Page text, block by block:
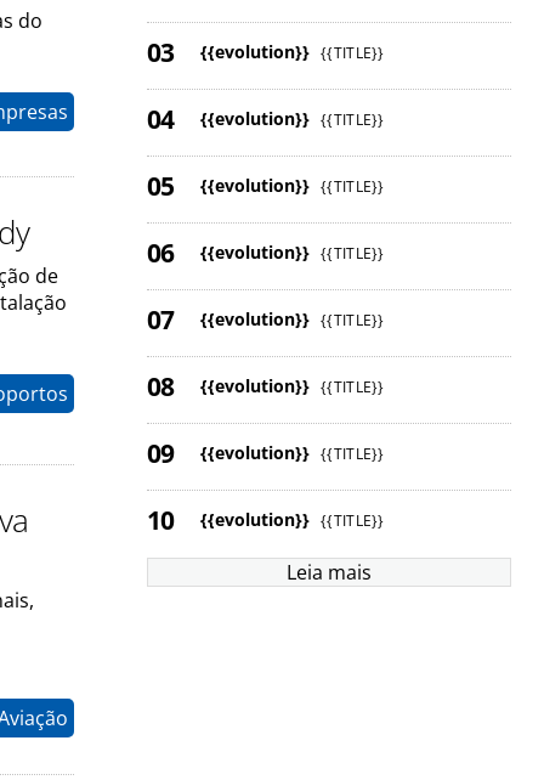
do
de
{{evolution}} {{TITLE}}
{{evolution}} {{TITLE}}
{{evolution}} {{TITLE}}
{{evolution}} {{TITLE}}
{{evolution}} {{TITLE}}
{{evolution}} {{TITLE}}
{{evolution}} {{TITLE}}
{{evolution}} {{TITLE}}
Leia mais